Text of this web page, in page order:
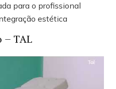
para o profissional
estética
– TAL